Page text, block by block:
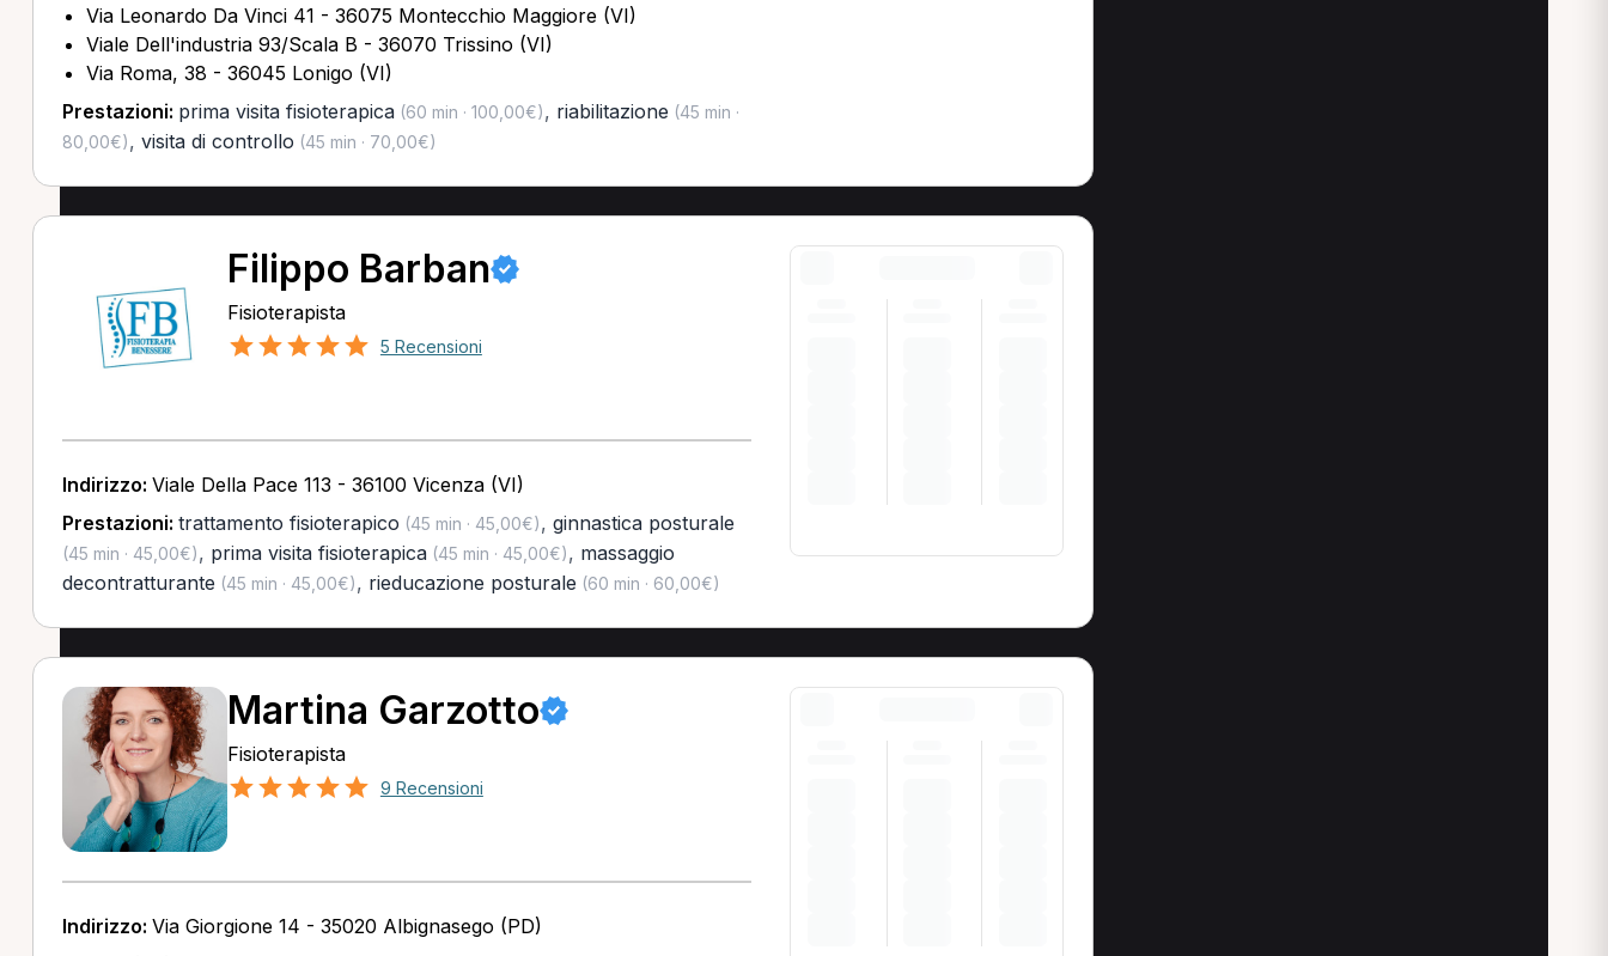
Via Leonardo Da Vinci 41 - 36075 Montecchio Maggiore (VI)
Viale Dell'industria 93/Scala B - 36070 Trissino (VI)
Via Roma, 38 - 36045 Lonigo (VI)
Prestazioni: prima visita fisioterapica(60 min · 100,00€), riabilitazione (45 min ·
80,00€), visita di controllo (45 min · 70,00€)
Filippo Barban
Fisioterapista
5 Recensioni
Indirizzo: Viale Della Pace 113 - 36100 Vicenza (VI)
Prestazioni: trattamento fisioterapico (45 min · 45,00€), ginnastica posturale
(45 min · 45,00€), prima visita fisioterapica(45 min · 45,00€), massaggio
decontratturante (45 min · 45,00€), rieducazione posturale (60 min · 60,00€)
Martina Garzotto
Fisioterapista
9 Recensioni
Indirizzo: Via Giorgione 14 - 35020 Albignasego (PD)